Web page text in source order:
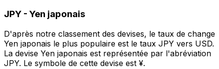
JPY - Yen japonais
D'après notre classement des devises, le taux de change
Yen japonais le plus populaire est le taux JPY vers USD.
La devise Yen japonais est représentée par l'abréviation
JPY. Le symbole de cette devise est ¥.